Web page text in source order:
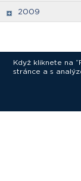
2009
Když kliknete na
stránce a s